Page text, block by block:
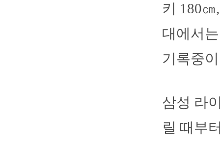
키 180
대에서
기록중
삼성 라
릴 때부